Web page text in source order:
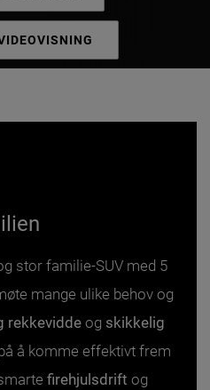
stor familie-SUV med 5
mange ulike behov og
rekkevidde og skikkelig
å komme effektivt frem
firehjulsdrift og